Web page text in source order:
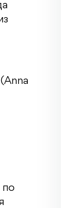
по